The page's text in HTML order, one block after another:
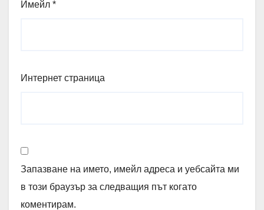
Имейл *
Интернет страница
Запазване на името, имейл адреса и уебсайта ми
в този браузър за следващия път когато
коментирам.